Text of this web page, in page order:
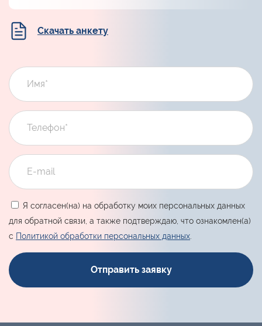
Скачать анкету
Я согласен(на) на обработку моих персональных данных
для обратной связи, а также подтверждаю, что ознакомлен(а)
с Политикой обработки персональных данных